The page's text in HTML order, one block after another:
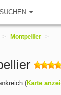
> Montpellier
>
(Karte